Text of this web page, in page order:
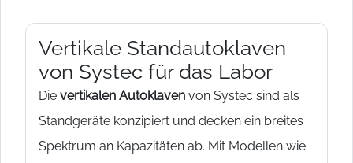
Vertikale Standautoklaven
von Systec für das Labor
Die vertikalen Autoklaven von Systec sind als
Standgeräte konzipiert und decken ein breites
Spektrum an Kapazitäten ab. Mit Modellen wie